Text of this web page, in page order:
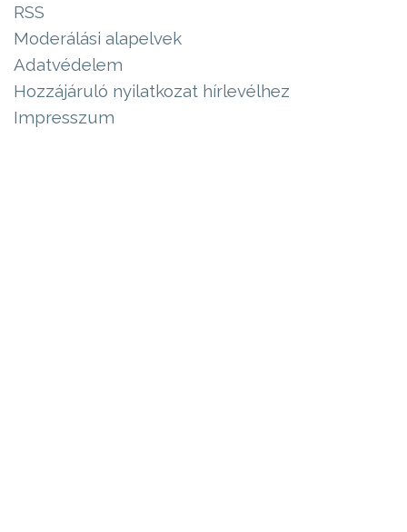
RSS
Moderálási alapelvek
Adatvédelem
Hozzájáruló nyilatkozat hírlevélhez
Impresszum